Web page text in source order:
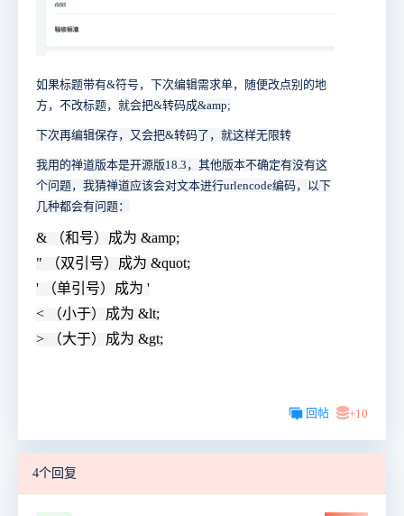
如果标题带有&符号，下次编辑需求单，随便改点别的地
方，不改标题，就会把&转码成&amp;
下次再编辑保存，又会把&转码了，就这样无限转
我用的禅道版本是开源版18.3，其他版本不确定有没有这
个问题，我猜禅道应该会对文本进行urlencode编码，以下
几种都会有问题：
& （和号）成为 &amp;
" （双引号）成为 &quot;
' （单引号）成为 '
< （小于）成为 &lt;
> （大于）成为 &gt;
回帖 +10
4个回复